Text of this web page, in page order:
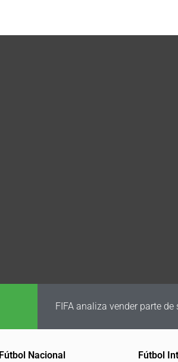
FIFA analiza vender parte
Fútbol Nacional Fútbol